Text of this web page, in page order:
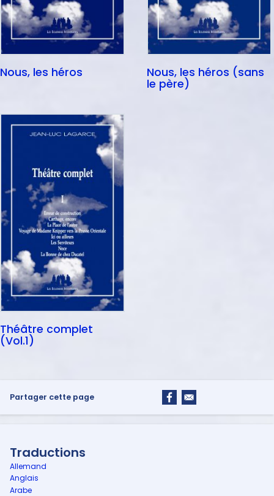
Nous, les héros Nous, les héros (sans
le père)
Théâtre complet
(Vol.1)
Partager cette page
Traductions
Allemand
Anglais
Arabe